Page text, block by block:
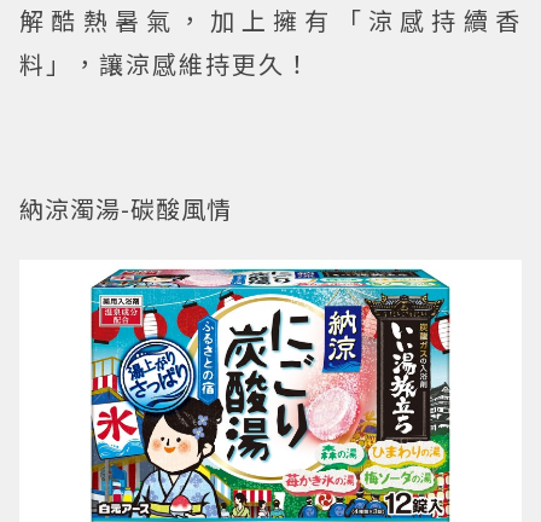
解酷熱暑氣，加上擁有「涼感持續香
料」，讓涼感維持更久！
納涼濁湯-碳酸風情